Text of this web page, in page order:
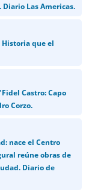
Las Americas.
que el
Castro: Capo
Corzo.
nace el Centro
reúne obras de
Diario de